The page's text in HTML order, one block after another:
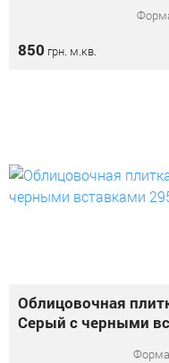
850 грн. м.кв.
Облицовочная
Серый с черными